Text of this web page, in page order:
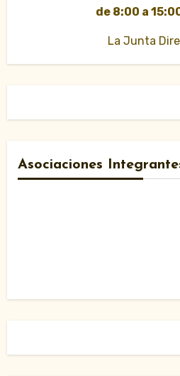
de 8:00 a
La Junta
Asociaciones